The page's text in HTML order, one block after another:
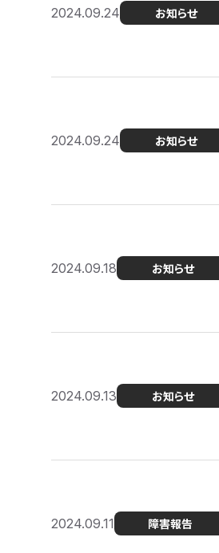
2024.09.24 お知らせ
2024.09.24 お知らせ
2024.09.18 お知らせ
2024.09.13 お知らせ
2024.09.11 障害報告